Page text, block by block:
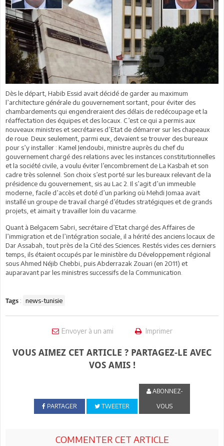
Dès le départ, Habib Essid avait décidé de garder au maximum
l’architecture générale du gouvernement sortant, pour éviter des
chambardements qui engendreraient des délais de redécoupage et la
réaffectation des équipes et des locaux. C’est ce qui a permis aux
nouveaux ministres et secrétaires d’Etat de démarrer sur les chapeaux
de roue. Deux seulement, parmi eux, devaient se trouver des bureaux
pour s’y installer : Kamel Jendoubi, ministre auprès du chef du
gouvernement chargé des relations avec les instances constitutionnelles
et la société civile, a voulu éviter l’encombrement de La Kasbah et son
cadre très solennel. Son choix s’est porté sur les bureaux relevant de la
présidence du gouvernement, sis au Lac 2. Il s’agit d’un immeuble
moderne, facile d’accès et doté d’un parking où Mehdi Jomaa avait
installé un groupe de travail chargé d’études stratégiques et de grands
projets, et aimait y travailler loin du vacarme.
Quant à Belgacem Sabri, secrétaire d’Etat chargé des Affaires de
l’immigration et de l’intégration sociale, il a hérité des anciens locaux de
Dar Assabah, tout près de la Cité des Sciences. Restés vides ces derniers
temps, ils étaient occupés par le ministère du Développement régional
sous Ahmed Néjib Chebbi, puis Abderrazak Zouari (en 2011) et
auparavant par les ministres successifs de la Communication.
Tags : news-tunisie
Envoyer à un ami Imprimer
VOUS AIMEZ CET ARTICLE ? PARTAGEZ-LE AVEC
VOS AMIS !
PARTAGER TWEETER
ABONNEZ-
VOUS
COMMENTER CET ARTICLE